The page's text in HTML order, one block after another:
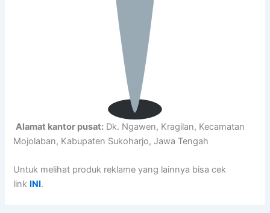
Alamat kantor pusat: Dk. Ngawen, Kragilan, Kecamatan
Mojolaban, Kabupaten Sukoharjo, Jawa Tengah
Untuk melihat produk reklame yang lainnya bisa cek
link INI.